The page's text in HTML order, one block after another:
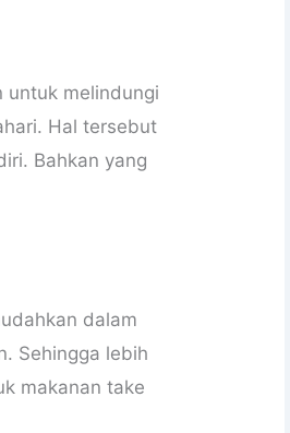
untuk melindungi
Hal tersebut
Bahkan yang
dalam
Sehingga lebih
makanan take